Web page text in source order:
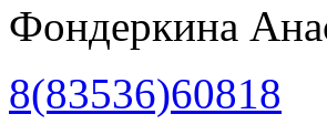
Фондеркина
8(83536)60818